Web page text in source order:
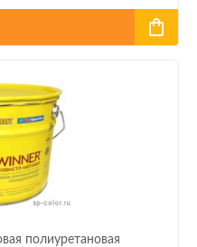
полиуретановая